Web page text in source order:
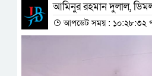
আমিনুর রহমান দুলাল,
আপডেট সময় : ১০:২৮:৩২